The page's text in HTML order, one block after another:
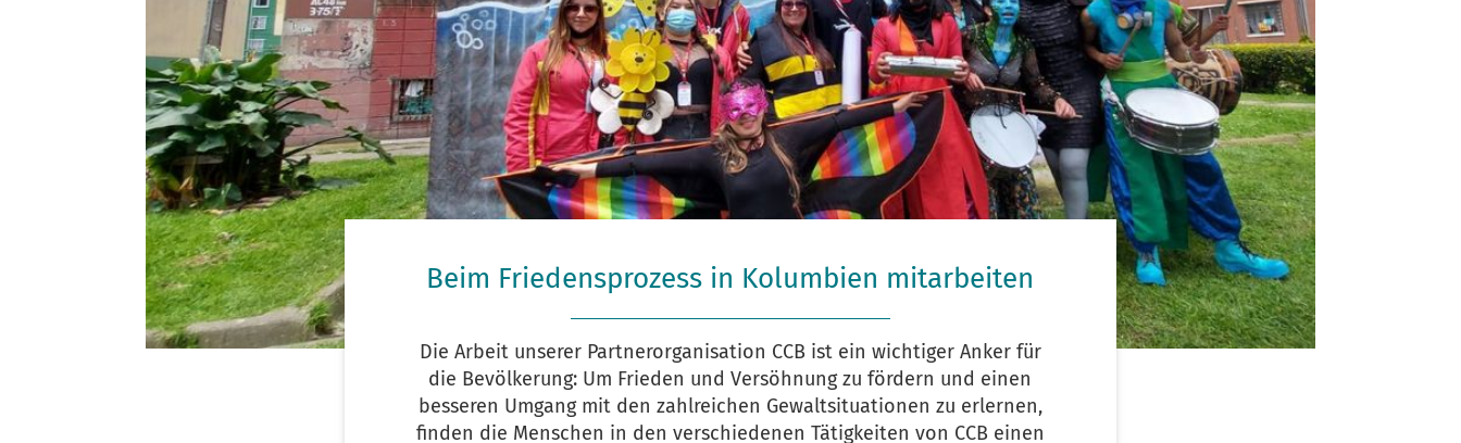
Beim Friedensprozess in Kolumbien mitarbeiten
Die Arbeit unserer Partnerorganisation CCB ist ein wichtiger Anker für
die Bevölkerung: Um Frieden und Versöhnung zu fördern und einen
besseren Umgang mit den zahlreichen Gewaltsituationen zu erlernen,
finden die Menschen in den verschiedenen Tätigkeiten von CCB einen